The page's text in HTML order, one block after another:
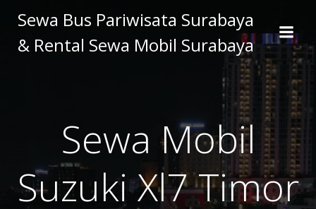
to
content
Sewa Bus Pariwisata Surabaya
& Rental Sewa Mobil Surabaya
Sewa Mobil
Suzuki Xl7 Timor